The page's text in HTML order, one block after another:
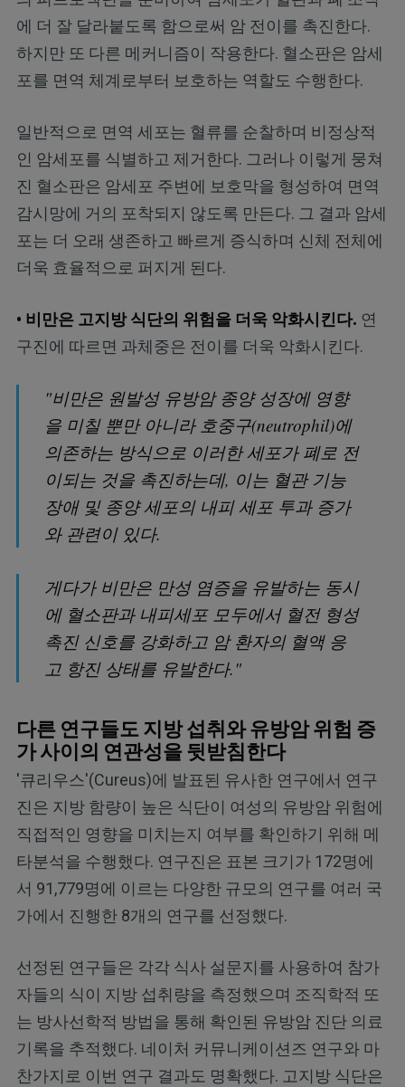
에 더 잘 달라붙도록 함으로써 암 전이를 촉진한다.
하지만 또 다른 메커니즘이 작용한다. 혈소판은 암세
포를 면역 체계로부터 보호하는 역할도 수행한다.
일반적으로 면역 세포는 혈류를 순찰하며 비정상적
인 암세포를 식별하고 제거한다. 그러나 이렇게 뭉쳐
진 혈소판은 암세포 주변에 보호막을 형성하여 면역
감시망에 거의 포착되지 않도록 만든다. 그 결과 암세
포는 더 오래 생존하고 빠르게 증식하며 신체 전체에
더욱 효율적으로 퍼지게 된다.
• 비만은 고지방 식단의 위험을 더욱 악화시킨다. 연
구진에 따르면 과체중은 전이를 더욱 악화시킨다.
"비만은 원발성 유방암 종양 성장에 영향
을 미칠 뿐만 아니라 호중구(neutrophil)에
의존하는 방식으로 이러한 세포가 폐로 전
이되는 것을 촉진하는데, 이는 혈관 기능
장애 및 종양 세포의 내피 세포 투과 증가
와 관련이 있다.
게다가 비만은 만성 염증을 유발하는 동시
에 혈소판과 내피세포 모두에서 혈전 형성
촉진 신호를 강화하고 암 환자의 혈액 응
고 항진 상태를 유발한다."
다른 연구들도 지방 섭취와 유방암 위험 증
가 사이의 연관성을 뒷받침한다
'큐리우스'(Cureus)에 발표된 유사한 연구에서 연구
진은 지방 함량이 높은 식단이 여성의 유방암 위험에
직접적인 영향을 미치는지 여부를 확인하기 위해 메
타분석을 수행했다. 연구진은 표본 크기가 172명에
서 91,779명에 이르는 다양한 규모의 연구를 여러 국
가에서 진행한 8개의 연구를 선정했다.
선정된 연구들은 각각 식사 설문지를 사용하여 참가
자들의 식이 지방 섭취량을 측정했으며 조직학적 또
는 방사선학적 방법을 통해 확인된 유방암 진단 의료
기록을 추적했다. 네이처 커뮤니케이션즈 연구와 마
찬가지로 이번 연구 결과도 명확했다. 고지방 식단은